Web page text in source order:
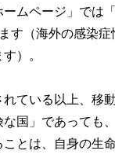
ムページ」では
す（海外の感染
）。
ている以上、移
な国」であっても
とは、自身の生